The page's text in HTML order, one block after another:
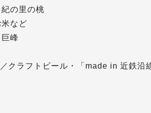
の里の桃
など
峰
クラフトビール・「made in 近鉄沿